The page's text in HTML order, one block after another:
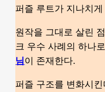
퍼즐 루트가 지나치
원작을 그대로 살린
크 우수 사례의 하나
님이 존재한다.
퍼즐 구조를 변화시